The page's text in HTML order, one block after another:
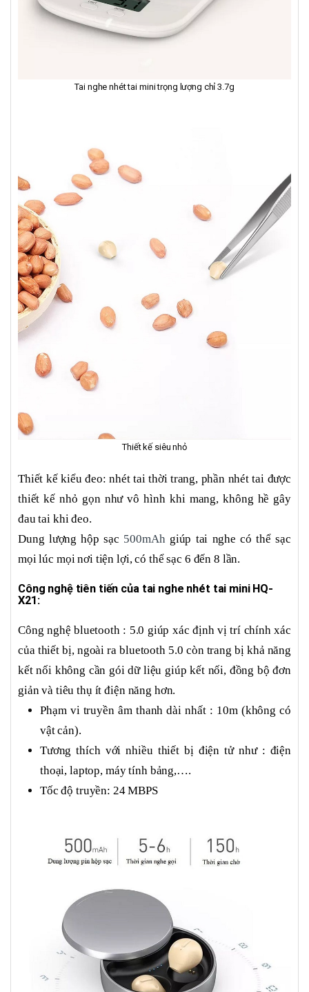
Tai nghe nhét tai mini trọng lượng chỉ 3.7g
Thiết kế siêu nhỏ
Thiết kế kiểu đeo: nhét tai thời trang, phần nhét tai được
thiết kế nhỏ gọn như vô hình khi mang, không hề gây
đau tai khi đeo.
Dung lượng hộp sạc 500mAhgiúp tai nghe có thể sạc
mọi lúc mọi nơi tiện lợi, có thể sạc 6 đến 8 lần.
Công nghệ tiên tiến của tai nghe nhét tai mini HQ-
X21:
Công nghệ bluetooth : 5.0 giúp xác định vị trí chính xác
của thiết bị, ngoài ra bluetooth 5.0 còn trang bị khả năng
kết nối không cần gói dữ liệu giúp kết nối, đồng bộ đơn
giản và tiêu thụ ít điện năng hơn.
Phạm vi truyền âm thanh dài nhất : 10m (không có
vật cản).
Tương thích với nhiều thiết bị điện tử như : điện
thoại, laptop, máy tính bảng,….
Tốc độ truyền: 24 MBPS